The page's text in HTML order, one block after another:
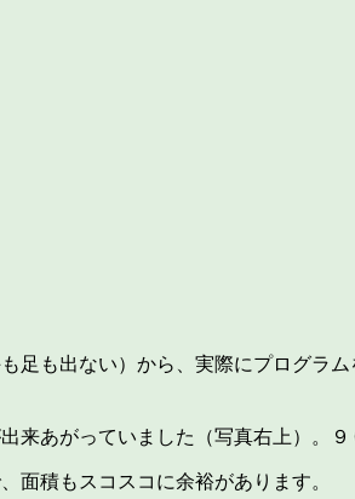
足も出ない）から、実際にプログラ
あがっていました（写真右上）。９
面積もスコスコに余裕があります。